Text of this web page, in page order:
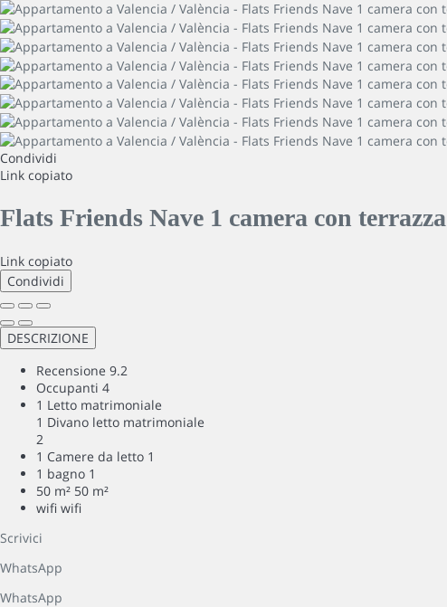
Condividi
Link copiato
Flats Friends Nave 1 camera con terrazza
Link copiato
Condividi
DESCRIZIONE
Recensione 9.2
Occupanti 4
1 Letto matrimoniale
1 Divano letto matrimoniale
2
1 Camere da letto 1
1 bagno 1
50 m² 50 m²
wifi wifi
Scrivici
WhatsApp
WhatsApp